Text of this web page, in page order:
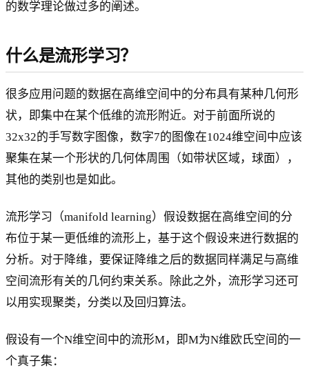
的数学理论做过多的阐述。
什么是流形学习？
很多应用问题的数据在高维空间中的分布具有某种几何形
状，即集中在某个低维的流形附近。对于前面所说的
32x32的手写数字图像，数字7的图像在1024维空间中应该
聚集在某一个形状的几何体周围（如带状区域，球面），
其他的类别也是如此。
流形学习（manifold learning）假设数据在高维空间的分
布位于某一更低维的流形上，基于这个假设来进行数据的
分析。对于降维，要保证降维之后的数据同样满足与高维
空间流形有关的几何约束关系。除此之外，流形学习还可
以用实现聚类，分类以及回归算法。
假设有一个N维空间中的流形M，即M为N维欧氏空间的一
个真子集：